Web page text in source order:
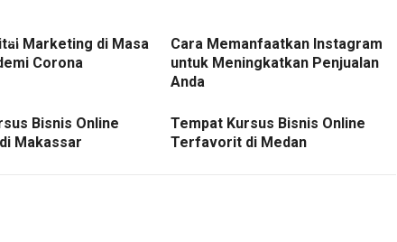
Marketing di Masa
Corona
Cara Memanfaatkan Instagram
untuk Meningkatkan Penjualan
Anda
Bisnis Online
Makassar
Tempat Kursus Bisnis Online
Terfavorit di Medan